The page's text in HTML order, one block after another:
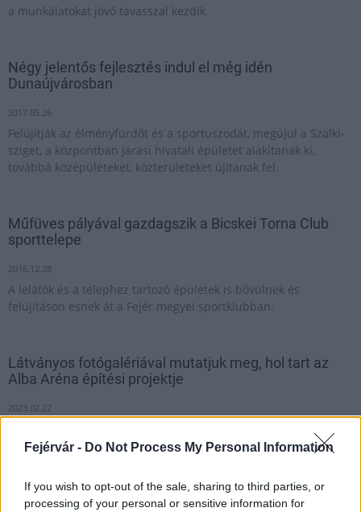
Fejérvár - Do Not Process My Personal Information
If you wish to opt-out of the sale, sharing to third parties, or
processing of your personal or sensitive information for
a munkálatokat jövő tavasszal kezdik.
Négy jelentős fejlesztés indul el még idén
Dunaújvárosban
2017.05.26
Felújítják az élményfürdőt és a sportuszodát, megújul a Szalki-
sziget, a központban járási hivatali épületet alakítanak ki,
továbbá középületeket, közterületeket újítanak fel.
Műfüves pályával gazdagszik a Bicskei Torna Club
sporttelepe
2016.12.28
A lelátók és a telephez tartozó épületek is bővülnek és
felújításon esnek át a Fejér megyei sportklubban.
Látványos fotógalériával mutatjuk meg, hol tart az
Alba Aréna építési projektje
2023.02.22